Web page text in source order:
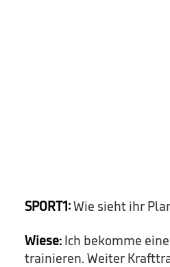
SPORT1:Wie sieht ihr
Wiese: Ich bekomme
trainieren. Weiter